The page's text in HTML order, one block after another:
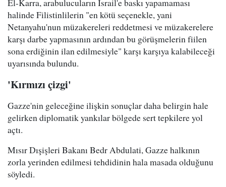
halinde Filistinlilerin "en kötü seçenekle, yani
Netanyahu'nun müzakereleri reddetmesi ve müzakerelere
karşı darbe yapmasının ardından bu görüşmelerin fiilen
sona erdiğinin ilan edilmesiyle" karşı karşıya kalabileceği
uyarısında bulundu.
'Kırmızı çizgi'
Gazze'nin geleceğine ilişkin sonuçlar daha belirgin hale
gelirken diplomatik yankılar bölgede sert tepkilere yol
açtı.
Mısır Dışişleri Bakanı Bedr Abdulati, Gazze halkının
zorla yerinden edilmesi tehdidinin hala masada olduğunu
söyledi.